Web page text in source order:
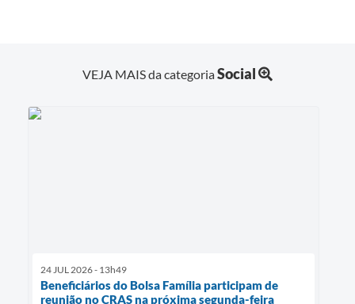
VEJA MAIS da categoriaSocial
24 JUL 2026 - 13h49
Beneficiários do Bolsa Família participam de
reunião no CRAS na próxima segunda-feira